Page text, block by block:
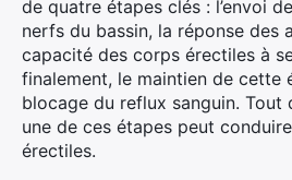
de quatre étapes clés : l’envoi
nerfs du bassin, la réponse des
capacité des corps érectiles à
finalement, le maintien de cette
blocage du reflux sanguin. Tout
une de ces étapes peut
érectiles.